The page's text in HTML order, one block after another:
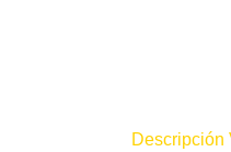
Descripción